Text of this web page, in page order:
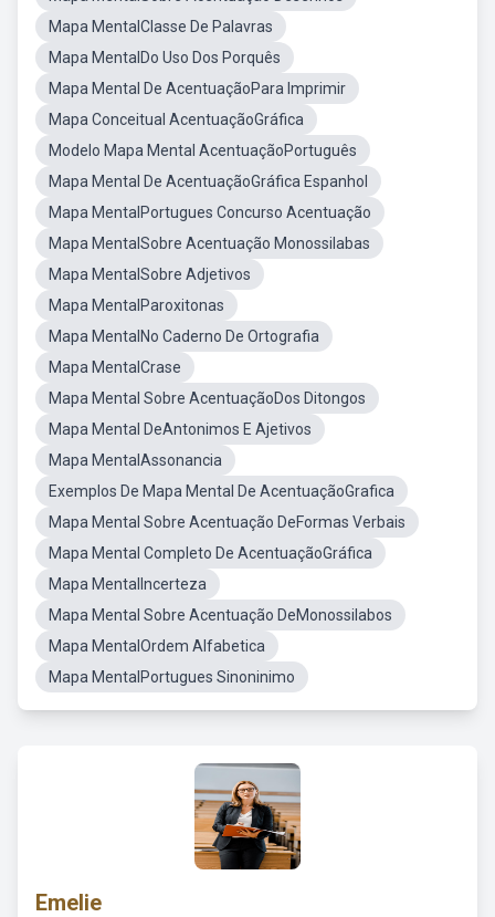
Mapa MentalClasse De Palavras
Mapa MentalDo Uso Dos Porquês
Mapa Mental De AcentuaçãoPara Imprimir
Mapa Conceitual AcentuaçãoGráfica
Modelo Mapa Mental AcentuaçãoPortuguês
Mapa Mental De AcentuaçãoGráfica Espanhol
Mapa MentalPortugues Concurso Acentuação
Mapa MentalSobre Acentuação Monossilabas
Mapa MentalSobre Adjetivos
Mapa MentalParoxitonas
Mapa MentalNo Caderno De Ortografia
Mapa MentalCrase
Mapa Mental Sobre AcentuaçãoDos Ditongos
Mapa Mental DeAntonimos E Ajetivos
Mapa MentalAssonancia
Exemplos De Mapa Mental De AcentuaçãoGrafica
Mapa Mental Sobre Acentuação DeFormas Verbais
Mapa Mental Completo De AcentuaçãoGráfica
Mapa MentalIncerteza
Mapa Mental Sobre Acentuação DeMonossilabos
Mapa MentalOrdem Alfabetica
Mapa MentalPortugues Sinoninimo
Emelie